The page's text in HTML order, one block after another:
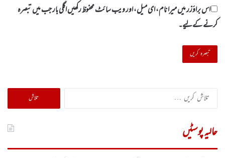
اس براؤزر میں میرا نام، ای میل، اور ویب سائٹ محفوظ رکھیں اگلی بار جب میں تبصرہ
کرنے کےلیے۔
تلاش
کریں
حالیہ پوسٹیں